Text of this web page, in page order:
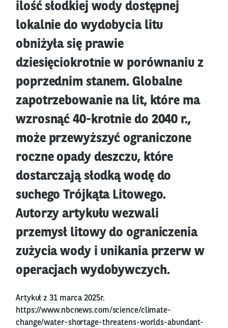
ilość słodkiej wody dostępnej
lokalnie do wydobycia litu
obniżyła się prawie
dziesięciokrotnie w porównaniu z
poprzednim stanem. Globalne
zapotrzebowanie na lit, które ma
wzrosnąć 40-krotnie do 2040 r.,
może przewyższyć ograniczone
roczne opady deszczu, które
dostarczają słodką wodę do
suchego Trójkąta Litowego.
Autorzy artykułu wezwali
przemysł litowy do ograniczenia
zużycia wody i unikania przerw w
operacjach wydobywczych.
Artykuł z 31 marca 2025r.
https://www.nbcnews.com/science/climate-
change/water-shortage-threatens-worlds-abundant-